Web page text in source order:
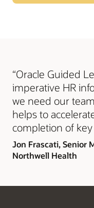
앱 내 설문 조사를 통해
수도 있습니다. 설문 조
데이터를 여러 사람에게
“Oracle Guided
imperative HR
we need our
helps to
completion of key
Jon Frascati,Senior
Northwell Health